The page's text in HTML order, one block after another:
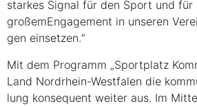
star­kes Signal für den Sport und für
gro­ßem­Enga­ge­ment in unse­ren
gen einsetzen.“
Mit dem Pro­gramm „Sport­platz
Land Nord­rhein-West­fa­len die
lung kon­se­quent wei­ter aus. Im